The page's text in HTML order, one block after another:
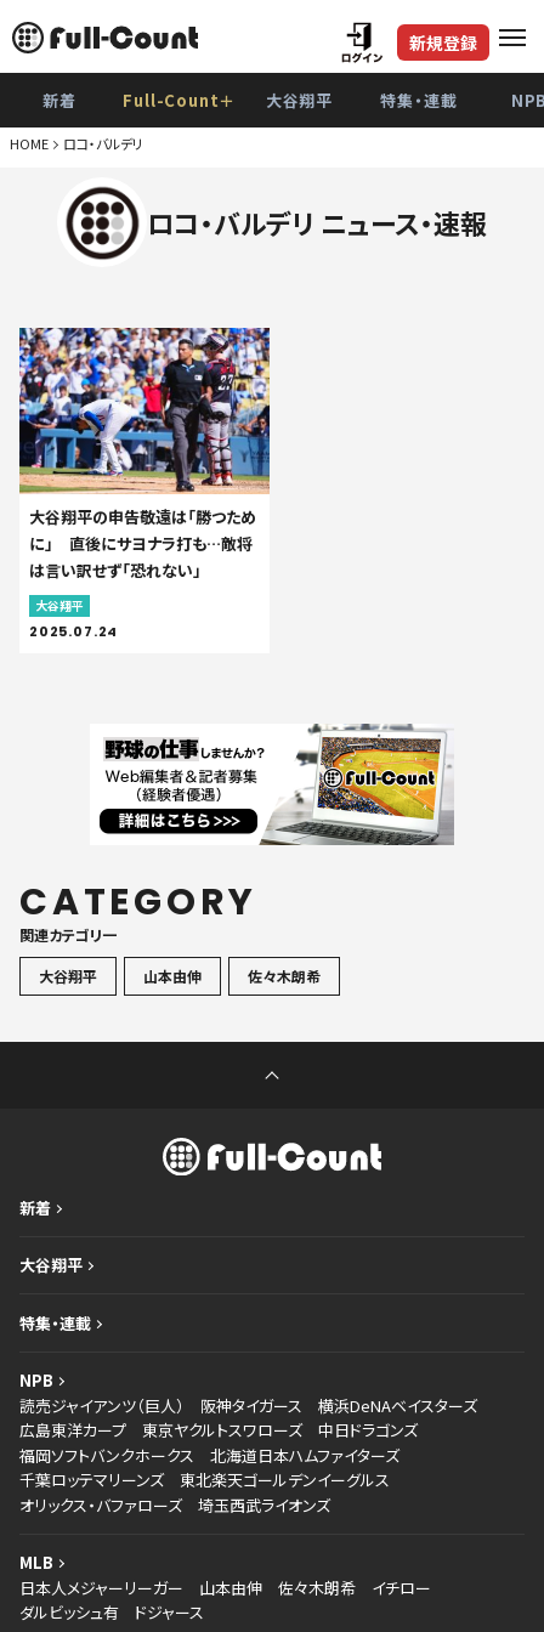
新規登録
新着 Full-Count＋ 大谷翔平 特集・連載
HOME ロコ・バルデリ
ロコ・バルデリ ニュース・速報
大谷翔平の申告敬遠は「勝つため
に」 直後にサヨナラ打も…敵将
は言い訳せず「恐れない」
大谷翔平
2025.07.24
CATEGORY
関連カテゴリ一
大谷翔平
山本由伸 佐々木朗希
新着
大谷翔平
特集・連載
NPB
読売ジャイアンツ（巨人）
阪神タイガース
横浜DeNAベイスターズ
広島東洋カープ
東京ヤクルトスワローズ
中日ドラゴンズ
福岡ソフトバンクホークス
北海道日本ハムファイターズ
千葉ロッテマリーンズ
東北楽天ゴールデンイーグルス
オリックス・バファローズ
埼玉西武ライオンズ
MLB
日本人メジャーリーガー
山本由伸 佐々木朗希
イチロー
ダルビッシュ有
ドジャース